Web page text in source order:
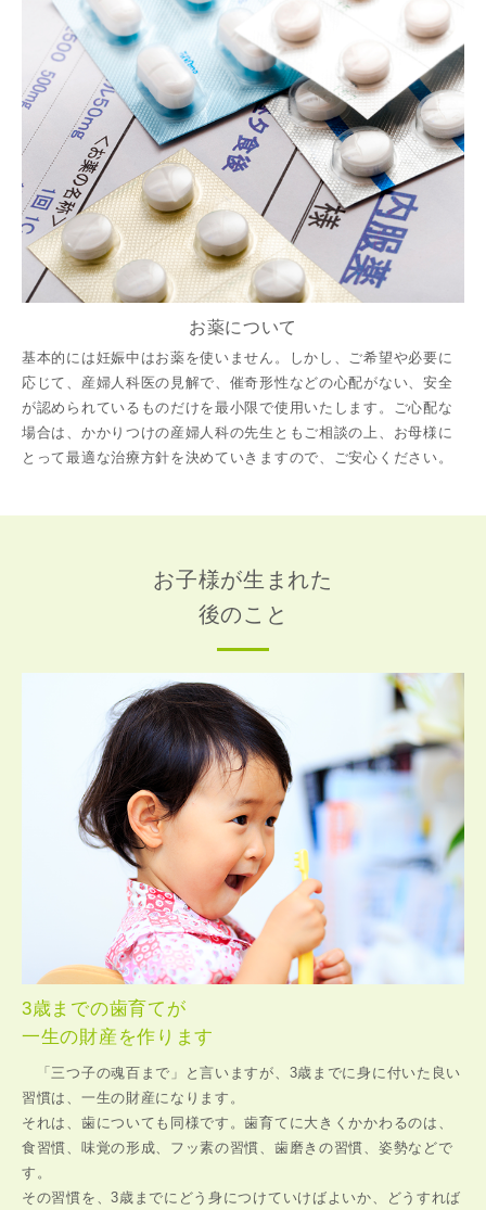
お薬について
基本的には妊娠中はお薬を使いません。しかし、ご希望や必要に
応じて、産婦人科医の見解で、催奇形性などの心配がない、安全
が認められているものだけを最小限で使用いたします。ご心配な
場合は、かかりつけの産婦人科の先生ともご相談の上、お母様に
とって最適な治療方針を決めていきますので、ご安心ください。
お子様が生まれた
後のこと
3歳までの歯育てが
一生の財産を作ります
「三つ子の魂百まで」と言いますが、3歳までに身に付いた良い
習慣は、一生の財産になります。
それは、歯についても同様です。歯育てに大きくかかわるのは、
食習慣、味覚の形成、フッ素の習慣、歯磨きの習慣、姿勢などで
す。
その習慣を、3歳までにどう身につけていけばよいか、どうすれば